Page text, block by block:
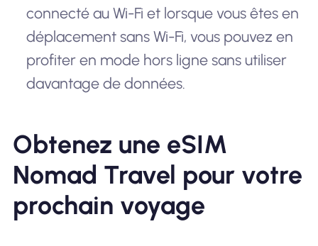
connecté au Wi-Fi et lorsque vous êtes en
déplacement sans Wi-Fi, vous pouvez en
profiter en mode hors ligne sans utiliser
davantage de données.
Obtenez une eSIM
Nomad Travel pour votre
prochain voyage